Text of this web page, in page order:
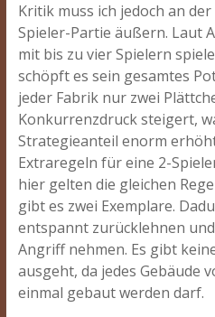
Kritik muss ich jedoch an
Spieler-Partie äußern. Laut
mit bis zu vier Spielern
schöpft es sein gesamtes
jeder Fabrik nur zwei
Konkurrenzdruck steigert,
Strategieanteil enorm
Extraregeln für eine 2-
hier gelten die gleichen
gibt es zwei Exemplare.
entspannt zurücklehnen
Angriff nehmen. Es gibt
ausgeht, da jedes Gebäude
einmal gebaut werden darf.